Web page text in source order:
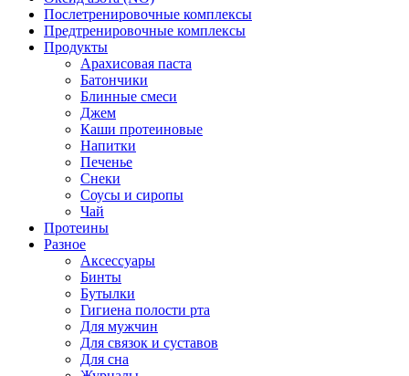
Послетренировочные комплексы
Предтренировочные комплексы
Продукты
Арахисовая паста
Батончики
Блинные смеси
Джем
Каши протеиновые
Напитки
Печенье
Снеки
Соусы и сиропы
Чай
Протеины
Разное
Аксессуары
Бинты
Бутылки
Гигиена полости рта
Для мужчин
Для связок и суставов
Для сна